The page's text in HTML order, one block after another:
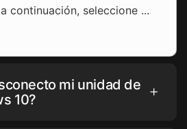
continuación, seleccione ...
mi unidad de
10?